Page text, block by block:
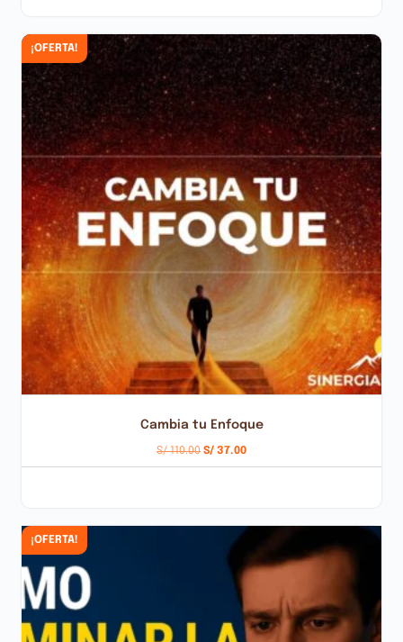
¡OFERTA!
Cambia tu Enfoque
S/110.00 S/ 37.00
¡OFERTA!